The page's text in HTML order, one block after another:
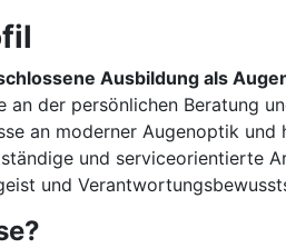
Ausbildung als
an der persönlichen Beratung
an moderner Augenoptik
und serviceorientierte
und